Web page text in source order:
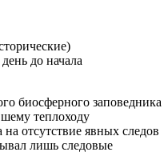
до начала
биосферного заповедника
теплоходу
отсутствие явных следов
лишь следовые